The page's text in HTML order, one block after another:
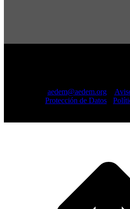
aedem@aedem.org//
Protección de Datos